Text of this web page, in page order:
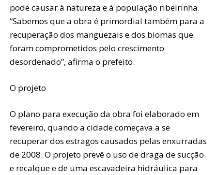
pode causar à natureza e à população ribeirinha.
“Sabemos que a obra é primordial também para a
recuperação dos manguezais e dos biomas que
foram comprometidos pelo crescimento
desordenado”, afirma o prefeito.
O projeto
O plano para execução da obra foi elaborado em
fevereiro, quando a cidade começava a se
recuperar dos estragos causados pelas enxurradas
de 2008. O projeto prevê o uso de draga de sucção
e recalque e de uma escavadeira hidráulica para